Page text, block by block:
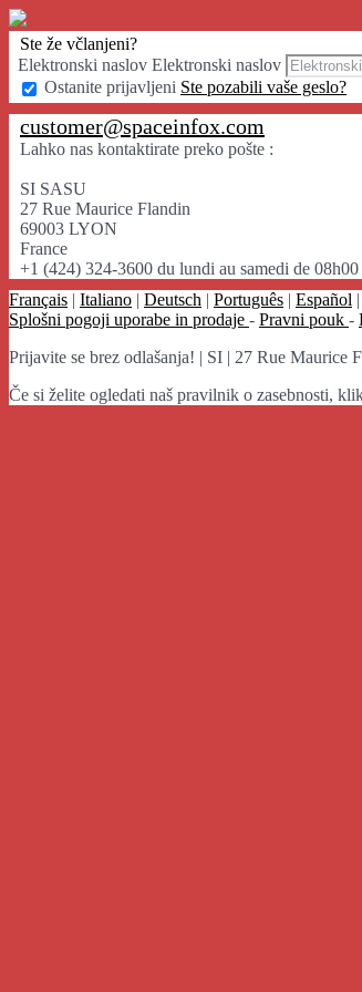
Ste že včlanjeni?
Elektronski naslov Elektronski naslov
Ostanite prijavljeni Ste pozabili vaše geslo?
customer@spaceinfox.com
Lahko nas kontaktirate preko pošte :
SI SASU
27 Rue Maurice Flandin
69003 LYON
France
+1 (424) 324-3600 du lundi au samedi de
Français | Italiano | Deutsch | Português | Español |
Splošni pogoji uporabe in prodaje - Pravni pouk -
Prijavite se brez odlašanja! | SI | 27 Rue Maurice
Če si želite ogledati naš pravilnik o zasebnosti,